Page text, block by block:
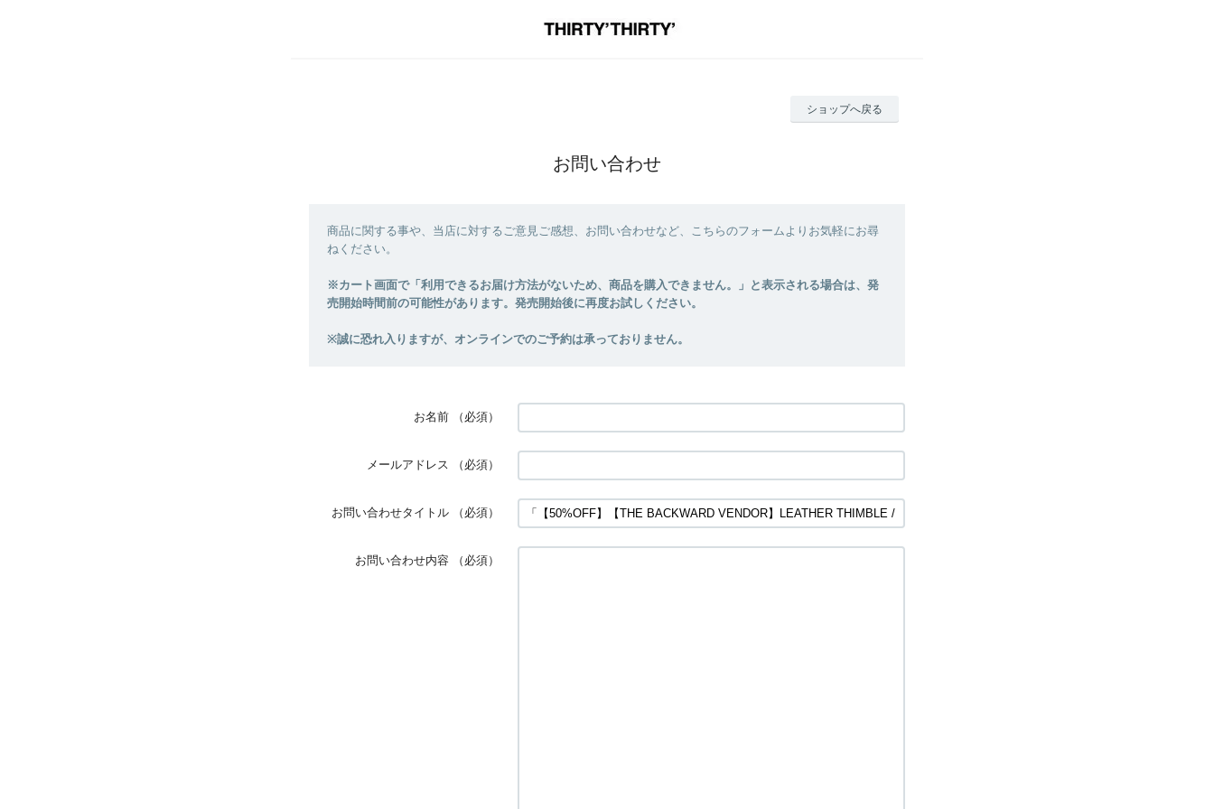
ショップへ戻る
お問い合わせ
商品に関する事や、当店に対するご意見ご感想、お問い合わせなど、こちらのフォームよりお気軽にお尋
ねください。
お名前 （必須）
メールアドレス （必須）
お問い合わせタイトル （必須）
お問い合わせ内容 （必須）